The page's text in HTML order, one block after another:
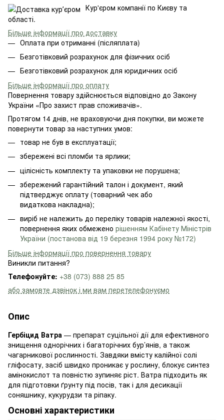
Кур'єром компанії по Києву та
області.
Більше інформації про доставку
Оплата при отриманні (післяплата)
Безготівковий розрахунок для фізичних осіб
Безготівковий розрахунок для юридичних осіб
Більше інформації про оплату
Повернення товару здійснюється відповідно до Закону
України «Про захист прав споживачів».
Протягом 14 днів, не враховуючи дня покупки, ви можете
повернути товар за наступних умов:
товар не був в експлуатації;
збережені всі пломби та ярлики;
цілісність комплекту та упаковки не порушена;
збережений гарантійний талон і документ, який
підтверджує оплату (товарний чек або
видаткова накладна);
виріб не належить до переліку товарів належної якості,
повернення яких обмежено рішенням Кабінету Міністрів
України (постанова від 19 березня 1994 року №172)
Більше інформації про повернення товару
Виникли питання?
Телефонуйте: +38 (073) 888 25 85
або замовте дзвінок і ми вам перетелефонуємо
Опис
Гербіцид Ватра — препарат суцільної дії для ефективного
знищення однорічних і багаторічних бур’янів, а також
чагарникової рослинності. Завдяки вмісту калійної солі
гліфосату, засіб швидко проникає у рослину, блокує синтез
амінокислот та повністю зупиняє ріст. Ватра підходить як
для підготовки ґрунту під посів, так і для десикації
соняшнику, кукурудзи та ріпаку.
Основні характеристики